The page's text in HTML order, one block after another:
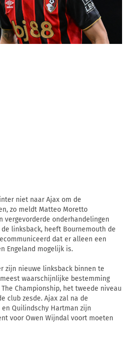
niet naar Ajax om de
zo meldt Matteo Moretto
vergevorderde onderhandelingen
linksback, heeft Bournemouth de
dat er alleen een
Engeland mogelijk is.
zijn nieuwe linksback binnen te
waarschijnlijke bestemming
Championship, het tweede niveau
club zesde. Ajax zal na de
Quilindschy Hartman zijn
voor Owen Wijndal voort moeten